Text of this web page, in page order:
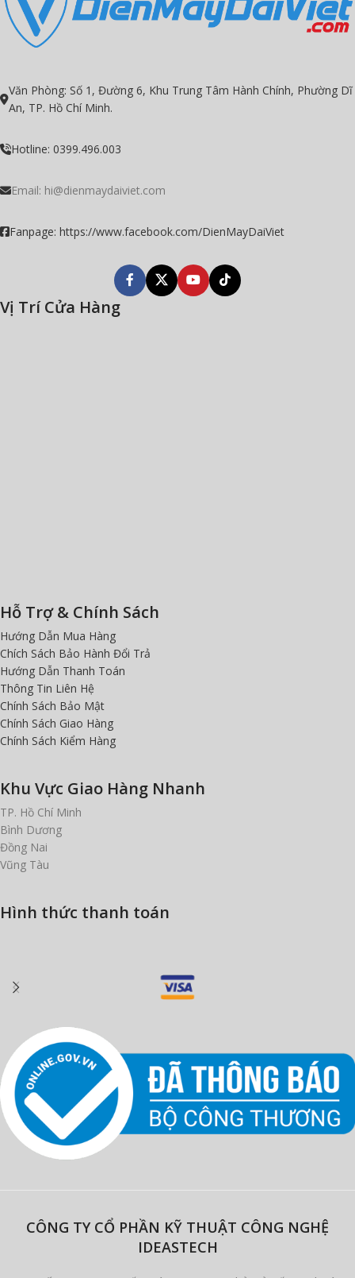
Văn Phòng: Số 1, Đường 6, Khu Trung Tâm Hành Chính, Phường Dĩ
An, TP. Hồ Chí Minh.
Hotline: 0399.496.003
Email: hi@dienmaydaiviet.com
Fanpage: https://www.facebook.com/DienMayDaiViet
Vị Trí Cửa Hàng
Hỗ Trợ & Chính Sách
Hướng Dẫn Mua Hàng
Chích Sách Bảo Hành Đổi Trả
Hướng Dẫn Thanh Toán
Thông Tin Liên Hệ
Chính Sách Bảo Mật
Chính Sách Giao Hàng
Chính Sách Kiểm Hàng
Khu Vực Giao Hàng Nhanh
TP. Hồ Chí Minh
Bình Dương
Đồng Nai
Vũng Tàu
Hình thức thanh toán
CÔNG TY CỔ PHẦN KỸ THUẬT CÔNG NGHỆ
IDEASTECH